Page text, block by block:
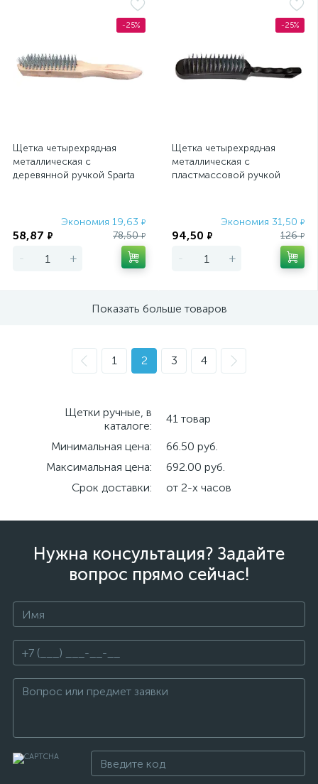
-25%
Щетка четырехрядная
металлическая с
деревянной ручкой Sparta
Экономия 19,63 ₽
58,87 ₽ 78,50₽
- +
-25%
Щетка четырехрядная
металлическая с
пластмассовой ручкой
Экономия 31,50 ₽
94,50 ₽ 126₽
- +
Показать больше товаров
1 2 3 4
Щетки ручные, в
каталоге:
41 товар
Минимальная цена:
66.50 руб.
Максимальная цена:
692.00 руб.
Срок доставки:
от 2-х часов
Нужна консультация? Задайте
вопрос прямо сейчас!